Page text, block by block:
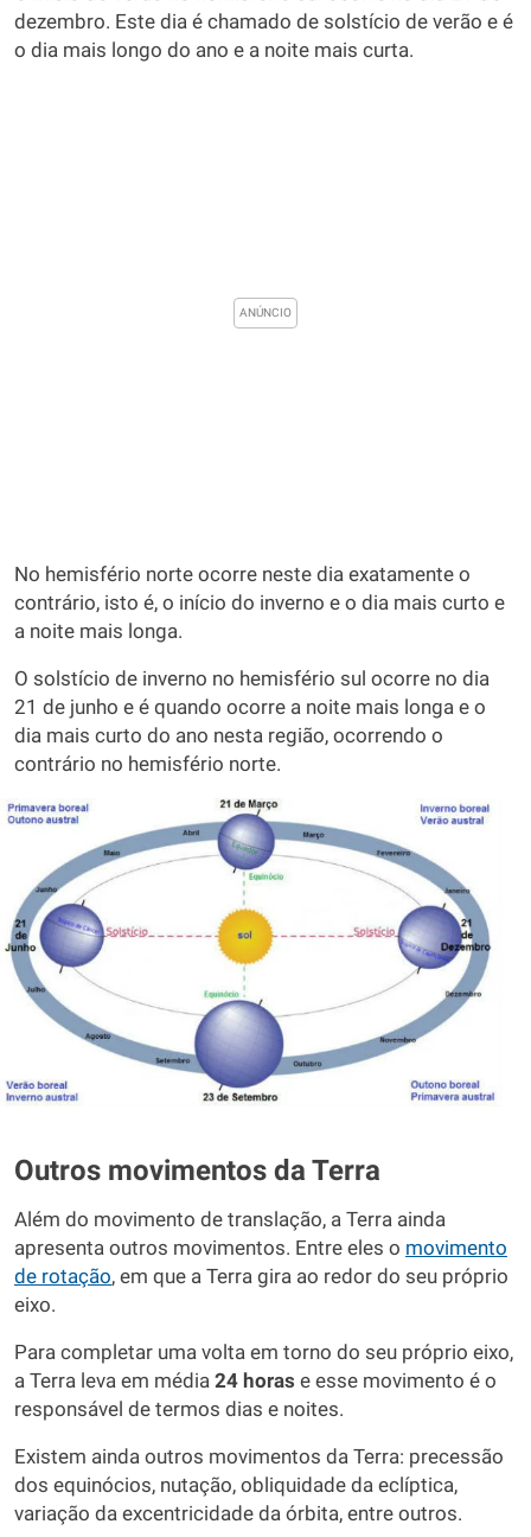
dezembro. Este dia é chamado de solstício de verão e é
o dia mais longo do ano e a noite mais curta.
No hemisfério norte ocorre neste dia exatamente o
contrário, isto é, o início do inverno e o dia mais curto e
a noite mais longa.
O solstício de inverno no hemisfério sul ocorre no dia
21 de junho e é quando ocorre a noite mais longa e o
dia mais curto do ano nesta região, ocorrendo o
contrário no hemisfério norte.
Outros movimentos da Terra
Além do movimento de translação, a Terra ainda
apresenta outros movimentos. Entre eles o movimento
de rotação, em que a Terra gira ao redor do seu próprio
eixo.
Para completar uma volta em torno do seu próprio eixo,
a Terra leva em média 24 horas e esse movimento é o
responsável de termos dias e noites.
Existem ainda outros movimentos da Terra: precessão
dos equinócios, nutação, obliquidade da eclíptica,
variação da excentricidade da órbita, entre outros.